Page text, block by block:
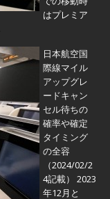
はプレミア
日本航空国
際線マイル
アップグレ
ードキャン
セル待ちの
確率や確定
タイミング
の全容
（2024/02/2
4記載） 2023
年12月と